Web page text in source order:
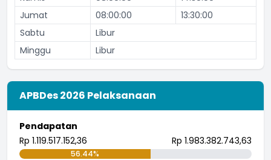
Jumat
08:00:00
13:30:00
Sabtu
Libur
Minggu
Libur
APBDes 2026 Pelaksanaan
Pendapatan
Rp 1.119.517.152,36
Rp 1.983.382.743,63
56.44%